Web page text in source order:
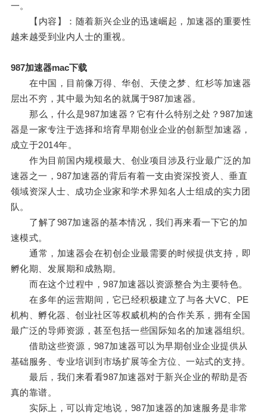
一。
【内容】：随着新兴企业的迅速崛起，加速器的重要性
越来越受到业内人士的重视。
987加速器mac下载
在中国，目前像万得、华创、天使之梦、红杉等加速器
层出不穷，其中最为知名的就属于987加速器。
那么，什么是987加速器？它有什么特别之处？987加速
器是一家专注于选择和培育早期创业企业的创新型加速器，
成立于2014年。
作为目前国内规模最大、创业项目涉及行业最广泛的加
速器之一，987加速器的背后有着一支由资深投资人、垂直
领域资深人士、成功企业家和学术界知名人士组成的实力团
队。
了解了987加速器的基本情况，我们再来看一下它的加
速模式。
通常，加速器会在初创企业最需要的时候提供支持，即
孵化期、发展期和成熟期。
而在这个过程中，987加速器以资源整合为主要特色。
在多年的运营期间，它已经积极建立了与各大VC、PE
机构、孵化器、创业社区等权威机构的合作关系，拥有全国
最广泛的导师资源，甚至包括一些国际知名的加速器组织。
借助这些资源，987加速器可以为早期创业企业提供从
基础服务、专业培训到市场扩展等全方位、一站式的支持。
最后，我们来看看987加速器对于新兴企业的帮助是否
真的靠谱。
实际上，可以肯定地说，987加速器的加速服务是非常